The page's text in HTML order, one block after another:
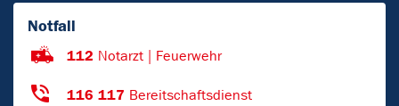
Notfall
112 Notarzt | Feuerwehr
116 117 Bereitschaftsdienst